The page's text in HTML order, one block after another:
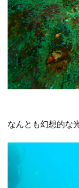
なんとも幻想的な